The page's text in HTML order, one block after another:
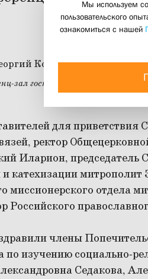
Свято-
03
зал гостиницы «Даниловская»
для
ректор
Иларион, председатель
и катехизации
миссионерского отдела
Российского
члены
по изучению социально-
Седакова,
Мы используем
пользовательского
ознакомиться с нашей